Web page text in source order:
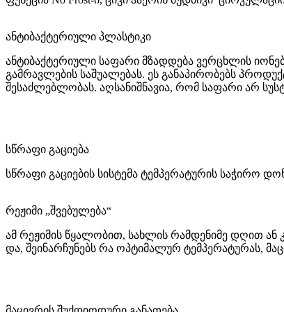
ანტიბაქტერიული პლასტიკი
ანტიბაქტერიული საფარი მზადდება ვერცხლის
გამრავლების საშუალებას. ეს განაპირობებს
შესაძლებლობას. აღსანიშნავია, რომ საფარი არ
სწრაფი გაციება
სწრაფი გაციების სისტემა ტემპერატურის საჭირო
რეჟიმი „შვებულება“
ამ რეჟიმის წყალობით, სახლის რამდენიმე დღით
და, შეინარჩუნებს რა ოპტიმალურ ტემპერატურას,